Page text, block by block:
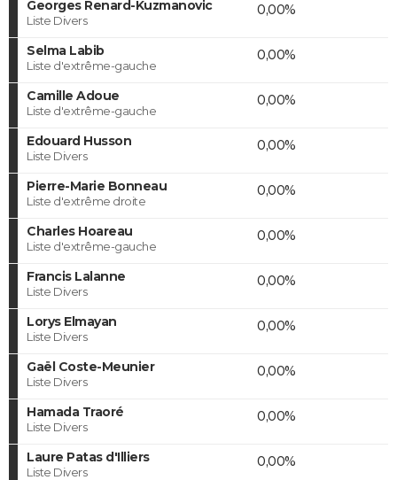
Georges Renard-Kuzmanovic
Liste Divers
0,00%
Selma Labib
Liste d'extrême-gauche
0,00%
Camille Adoue
Liste d'extrême-gauche
0,00%
Edouard Husson
Liste Divers
0,00%
Pierre-Marie Bonneau
Liste d'extrême droite
0,00%
Charles Hoareau
Liste d'extrême-gauche
0,00%
Francis Lalanne
Liste Divers
0,00%
Lorys Elmayan
Liste Divers
0,00%
Gaël Coste-Meunier
Liste Divers
0,00%
Hamada Traoré
Liste Divers
0,00%
Laure Patas d'Illiers
Liste Divers
0,00%